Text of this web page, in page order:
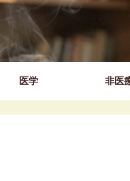
医学 非医